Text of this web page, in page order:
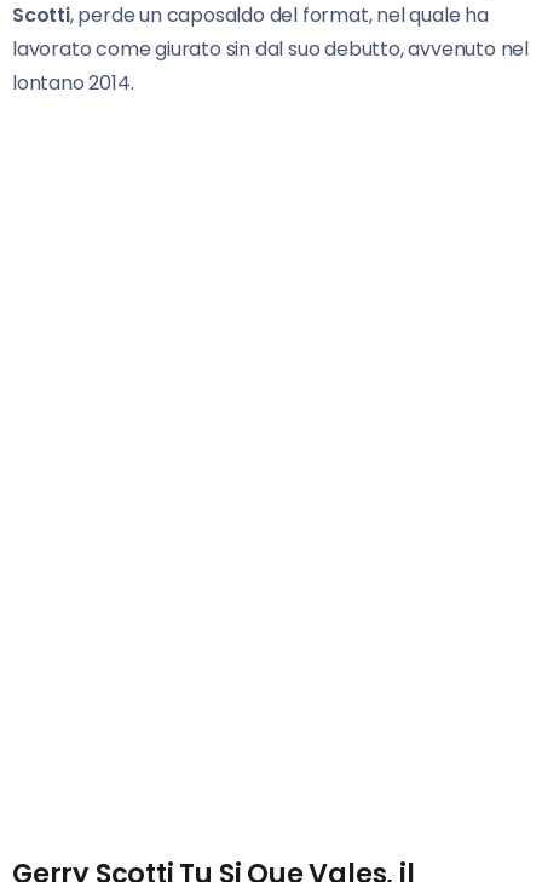
Scotti, perde un caposaldo del format, nel quale ha
lavorato come giurato sin dal suo debutto, avvenuto nel
lontano 2014.
Gerry Scotti Tu Si Que Vales, il